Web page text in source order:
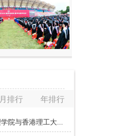
月排行 年排行